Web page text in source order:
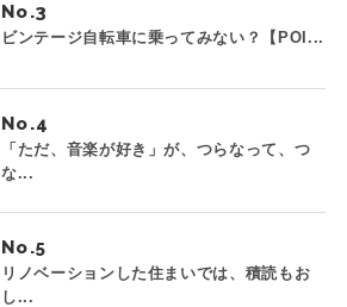
No.
ビンテージ自転車に乗ってみない？【POI...
No.
「ただ、音楽が好き」が、つらなって、つ
な...
No.
リノベーションした住まいでは、積読もお
し...